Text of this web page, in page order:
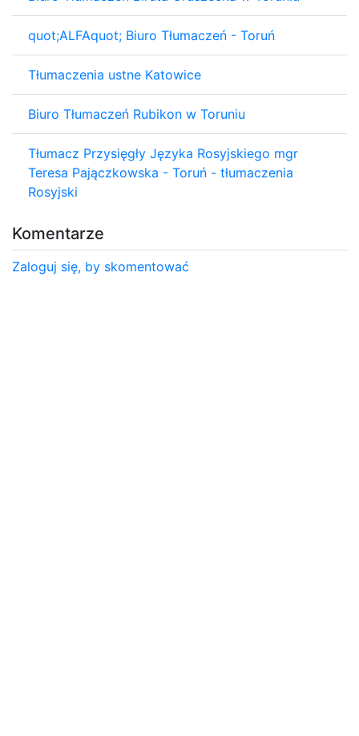
quot;ALFAquot; Biuro Tłumaczeń - Toruń
Tłumaczenia ustne Katowice
Biuro Tłumaczeń Rubikon w Toruniu
Tłumacz Przysięgły Języka Rosyjskiego mgr
Teresa Pajączkowska - Toruń - tłumaczenia
Rosyjski
Komentarze
Zaloguj się, by skomentować